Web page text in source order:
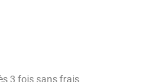
3 fois sans frais